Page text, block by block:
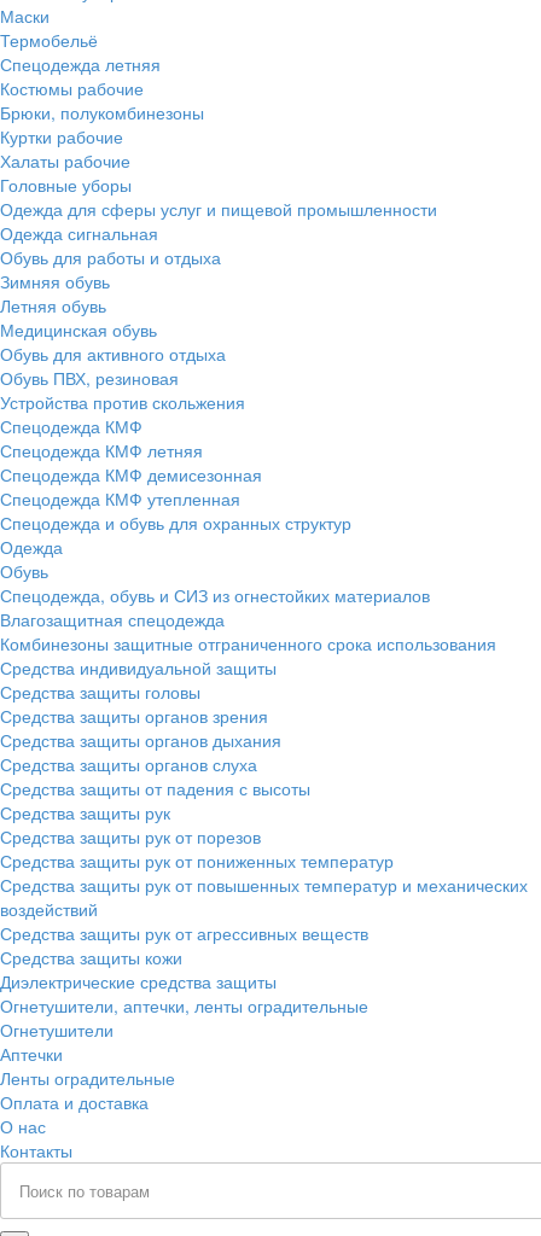
Маски
Термобельё
Спецодежда летняя
Костюмы рабочие
Брюки, полукомбинезоны
Куртки рабочие
Халаты рабочие
Головные уборы
Одежда для сферы услуг и пищевой промышленности
Одежда сигнальная
Обувь для работы и отдыха
Зимняя обувь
Летняя обувь
Медицинская обувь
Обувь для активного отдыха
Обувь ПВХ, резиновая
Устройства против скольжения
Спецодежда КМФ
Спецодежда КМФ летняя
Спецодежда КМФ демисезонная
Спецодежда КМФ утепленная
Спецодежда и обувь для охранных структур
Одежда
Обувь
Спецодежда, обувь и СИЗ из огнестойких материалов
Влагозащитная спецодежда
Комбинезоны защитные отграниченного срока использования
Средства индивидуальной защиты
Средства защиты головы
Средства защиты органов зрения
Средства защиты органов дыхания
Средства защиты органов слуха
Средства защиты от падения с высоты
Средства защиты рук
Средства защиты рук от порезов
Средства защиты рук от пониженных температур
Средства защиты рук от повышенных температур и механических
воздействий
Средства защиты рук от агрессивных веществ
Средства защиты кожи
Диэлектрические средства защиты
Огнетушители, аптечки, ленты оградительные
Огнетушители
Аптечки
Ленты оградительные
Оплата и доставка
О нас
Контакты